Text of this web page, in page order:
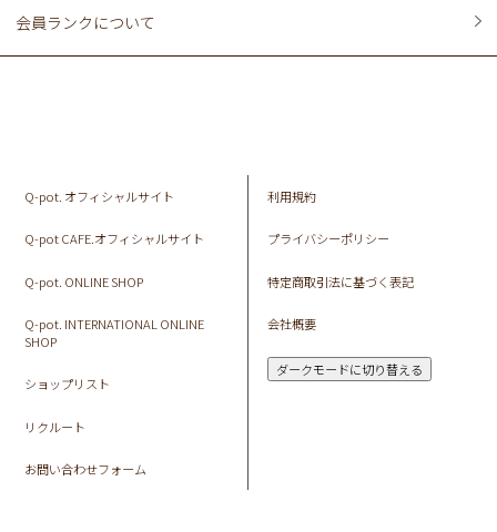
会員ランクについて
Q-pot. オフィシャルサイト
Q-pot CAFE.オフィシャルサイト
Q-pot. ONLINE SHOP
Q-pot. INTERNATIONAL ONLINE
SHOP
ショップリスト
リクルート
お問い合わせフォーム
利用規約
プライバシーポリシー
特定商取引法に基づく表記
会社概要
ダークモードに切り替える